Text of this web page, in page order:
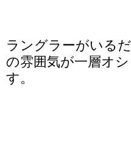
ラングラーがいる
の雰囲気が一層オ
す。